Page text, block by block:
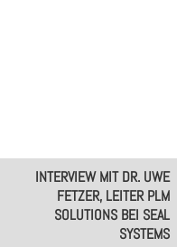
INTERVIEW MIT DR. UWE
FETZER, LEITER PLM
SOLUTIONS BEI SEAL
SYSTEMS